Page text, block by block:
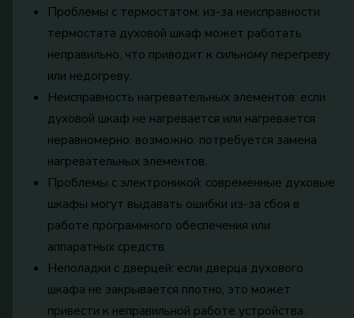
Проблемы с термостатом: из-за неисправности
термостата духовой шкаф может работать
неправильно, что приводит к сильному перегреву
или недогреву.
Неисправность нагревательных элементов: если
духовой шкаф не нагревается или нагревается
неравномерно, возможно, потребуется замена
нагревательных элементов.
Проблемы с электроникой: современные духовые
шкафы могут выдавать ошибки из-за сбоя в
работе программного обеспечения или
аппаратных средств.
Неполадки с дверцей: если дверца духового
шкафа не закрывается плотно, это может
привести к неправильной работе устройства.